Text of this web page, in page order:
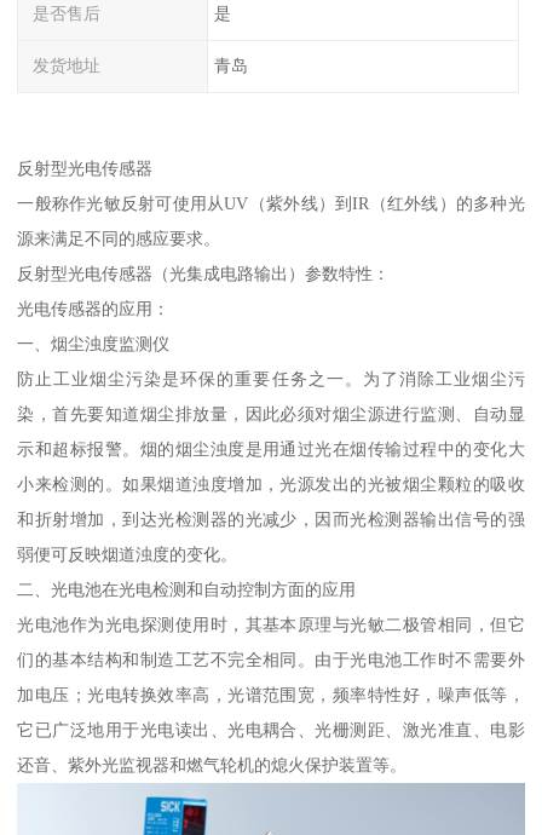
是否售后 是
发货地址 青岛
反射型光电传感器
一般称作光敏反射可使用从UV（紫外线）到IR（红外线）的多种光
源来满足不同的感应要求。
反射型光电传感器（光集成电路输出）参数特性：
光电传感器的应用：
一、烟尘浊度监测仪
防止工业烟尘污染是环保的重要任务之一。为了消除工业烟尘污
染，首先要知道烟尘排放量，因此必须对烟尘源进行监测、自动显
示和超标报警。烟的烟尘浊度是用通过光在烟传输过程中的变化大
小来检测的。如果烟道浊度增加，光源发出的光被烟尘颗粒的吸收
和折射增加，到达光检测器的光减少，因而光检测器输出信号的强
弱便可反映烟道浊度的变化。
二、光电池在光电检测和自动控制方面的应用
光电池作为光电探测使用时，其基本原理与光敏二极管相同，但它
们的基本结构和制造工艺不完全相同。由于光电池工作时不需要外
加电压；光电转换效率高，光谱范围宽，频率特性好，噪声低等，
它已广泛地用于光电读出、光电耦合、光栅测距、激光准直、电影
还音、紫外光监视器和燃气轮机的熄火保护装置等。